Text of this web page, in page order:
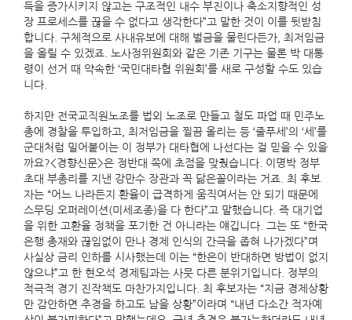
득을 증가시키지 않고는 구조적인 내수 부진이나 축소지향적인 성
장 프로세스를 끊을 수 없다고 생각한다”고 말한 것이 이를 뒷받침
합니다. 구체적으로 사내유보에 대해 벌금을 물린다든가, 최저임금
을 올릴 수 있겠죠. 노사정위원회와 같은 기존 기구는 물론 박 대통
령이 선거 때 약속한 ‘국민대타협 위원회’를 새로 구성할 수도 있습
니다.
하지만 전국교직원노조를 법외 노조로 만들고 철도 파업 때 민주노
총에 경찰을 투입하고, 최저임금을 찔끔 올리는 등 ‘줄푸세’의 ‘세’를
군대처럼 밀어붙이는 이 정부가 대타협에 나선다는 걸 믿을 수 있을
까요?<경향신문>은 정반대 쪽에 초점을 맞췄습니다. 이명박 정부
초대 부총리를 지낸 강만수 장관과 꼭 닮은꼴이라는 거죠. 최 후보
자는 “어느 나라든지 환율이 급격하게 움직여서는 안 되기 때문에
스무딩 오퍼레이션(미세조종)을 다 한다”고 말했습니다. 즉 대기업
을 위한 고환율 정책을 포기한 건 아니라는 얘깁니다. 그는 또 “한국
은행 총재와 끊임없이 만나 경제 인식의 간극을 좁혀 나가겠다”며
사실상 금리 인하를 시사했는데 이는 “한은이 반대하면 방법이 없지
않으냐”고 한 현오석 경제팀과는 사뭇 다른 분위기입니다. 정부의
적극적 경기 진작책도 마찬가지입니다. 최 후보자는 “지금 경제상황
만 감안하면 추경을 하고도 남을 상황”이라며 “내년 다소간 적자예